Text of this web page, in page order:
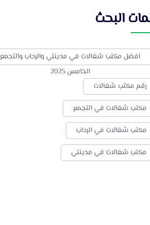
البحث
افضل مكتب شغالات في مدينتي والرحاب والتجمع
الخامس 2025
رقم مكتب شغالات
مكتب شغالات في التجمع
مكتب شغالات في الرحاب
مكتب شغالات في مدينتي